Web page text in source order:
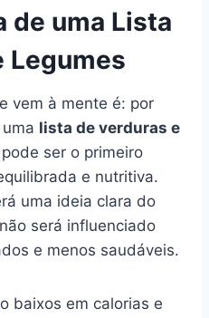
de uma Lista
Legumes
vem à mente é: por
lista de verduras e
ser o primeiro
e nutritiva.
uma ideia clara do
será influenciado
e menos saudáveis.
baixos em calorias e